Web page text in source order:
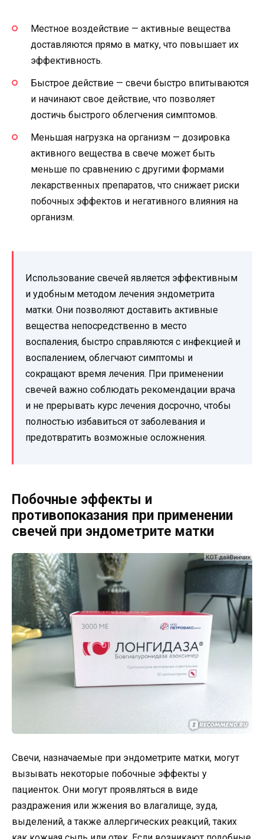
Местное воздействие — активные вещества
доставляются прямо в матку, что повышает их
эффективность.
Быстрое действие — свечи быстро впитываются
и начинают свое действие, что позволяет
достичь быстрого облегчения симптомов.
Меньшая нагрузка на организм — дозировка
активного вещества в свече может быть
меньше по сравнению с другими формами
лекарственных препаратов, что снижает риски
побочных эффектов и негативного влияния на
организм.
Использование свечей является эффективным
и удобным методом лечения эндометрита
матки. Они позволяют доставить активные
вещества непосредственно в место
воспаления, быстро справляются с инфекцией и
воспалением, облегчают симптомы и
сокращают время лечения. При применении
свечей важно соблюдать рекомендации врача
и не прерывать курс лечения досрочно, чтобы
полностью избавиться от заболевания и
предотвратить возможные осложнения.
Побочные эффекты и
противопоказания при применении
свечей при эндометрите матки
Свечи, назначаемые при эндометрите матки, могут
вызывать некоторые побочные эффекты у
пациенток. Они могут проявляться в виде
раздражения или жжения во влагалище, зуда,
выделений, а также аллергических реакций, таких